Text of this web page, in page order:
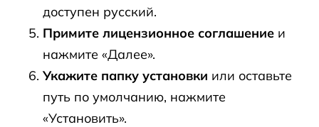
доступен русский.
Примите лицензионное соглашение и
нажмите «Далее».
Укажите папку установки или оставьте
путь по умолчанию, нажмите
«Установить».